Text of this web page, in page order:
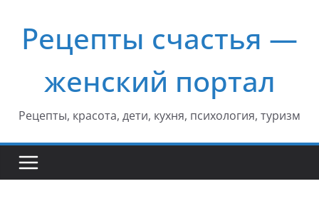
содержимому
Рецепты счастья —
женский портал
Рецепты, красота, дети, кухня, психология, туризм